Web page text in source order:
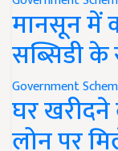
मानसून में
सब्सिडी
Government
घर खरीदने
लोन पर